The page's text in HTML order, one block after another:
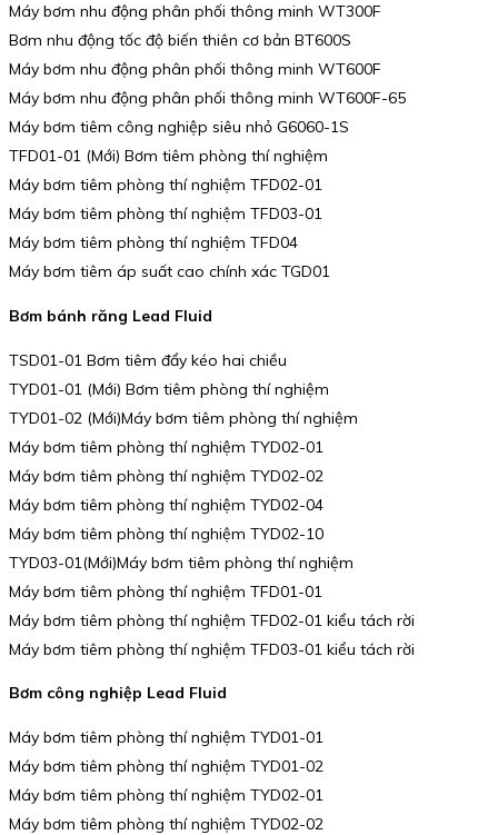
Máy bơm nhu động phân phối thông minh WT300F
Bơm nhu động tốc độ biến thiên cơ bản BT600S
Máy bơm nhu động phân phối thông minh WT600F
Máy bơm nhu động phân phối thông minh WT600F-65
Máy bơm tiêm công nghiệp siêu nhỏ G6060-1S
TFD01-01 (Mới) Bơm tiêm phòng thí nghiệm
Máy bơm tiêm phòng thí nghiệm TFD02-01
Máy bơm tiêm phòng thí nghiệm TFD03-01
Máy bơm tiêm phòng thí nghiệm TFD04
Máy bơm tiêm áp suất cao chính xác TGD01
Bơm bánh răng Lead Fluid
TSD01-01 Bơm tiêm đẩy kéo hai chiều
TYD01-01 (Mới) Bơm tiêm phòng thí nghiệm
TYD01-02 (Mới)Máy bơm tiêm phòng thí nghiệm
Máy bơm tiêm phòng thí nghiệm TYD02-01
Máy bơm tiêm phòng thí nghiệm TYD02-02
Máy bơm tiêm phòng thí nghiệm TYD02-04
Máy bơm tiêm phòng thí nghiệm TYD02-10
TYD03-01(Mới)Máy bơm tiêm phòng thí nghiệm
Máy bơm tiêm phòng thí nghiệm TFD01-01
Máy bơm tiêm phòng thí nghiệm TFD02-01 kiểu tách rời
Máy bơm tiêm phòng thí nghiệm TFD03-01 kiểu tách rời
Bơm công nghiệp Lead Fluid
Máy bơm tiêm phòng thí nghiệm TYD01-01
Máy bơm tiêm phòng thí nghiệm TYD01-02
Máy bơm tiêm phòng thí nghiệm TYD02-01
Máy bơm tiêm phòng thí nghiệm TYD02-02